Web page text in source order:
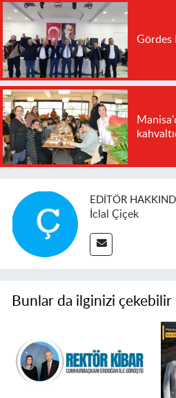
Gördes
EDITÖR
İclal Çiçek
Bunlar da ilginizi çekebilir